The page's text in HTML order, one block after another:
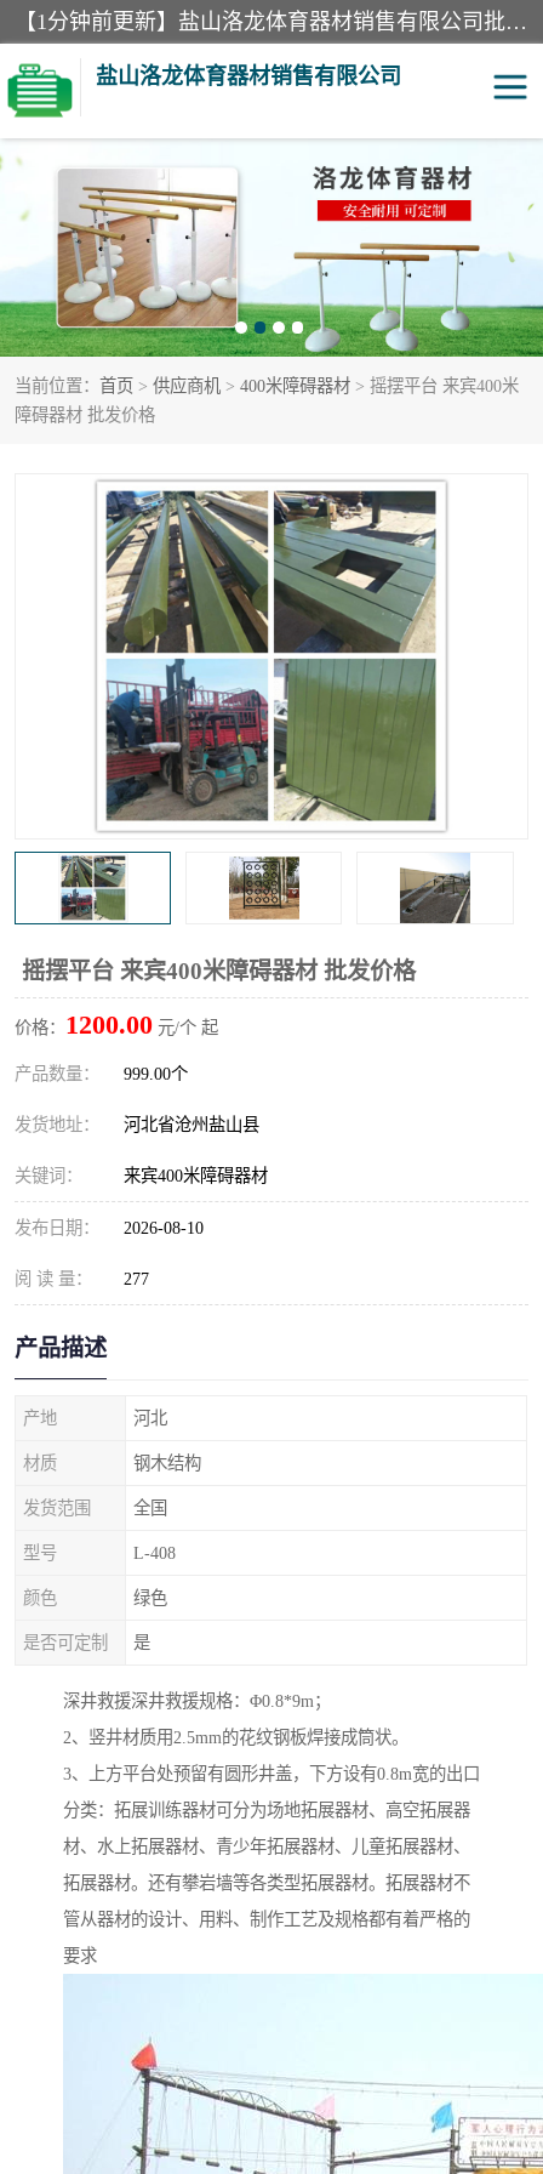
【1分钟前更新】盐山洛龙体育器材销售有限公司批量供应：300米障碍器材、400米障碍器材、部队训练器材、双杠、体操垫、舞蹈把杆等产品。盐山洛龙体育器材销售有限公司经过多年的发展，集研发，生产，销售，售后服务为一体. 奉行“质量，信誉，服务”的宗旨，以开拓创新的精神和真诚守信的态度积极进取。
盐山洛龙体育器材销售有限公司
当前位置： 首页 > 供应商机 > 400米障碍器材 > 摇摆平台 来宾400米
障碍器材 批发价格
摇摆平台 来宾400米障碍器材 批发价格
价格： 1200.00 元/个 起
产品数量： 999.00个
发货地址： 河北省沧州盐山县
关键词： 来宾400米障碍器材
发布日期： 2026-08-10
阅 读 量： 277
产品描述
产地 河北
材质 钢木结构
发货范围 全国
型号 L-408
颜色 绿色
是否可定制 是
深井救援深井救援规格：Φ0.8*9m；
2、竖井材质用2.5mm的花纹钢板焊接成筒状。
3、上方平台处预留有圆形井盖，下方设有0.8m宽的出口
分类：拓展训练器材可分为场地拓展器材、高空拓展器
材、水上拓展器材、青少年拓展器材、儿童拓展器材、
拓展器材。还有攀岩墙等各类型拓展器材。拓展器材不
管从器材的设计、用料、制作工艺及规格都有着严格的
要求
单双杠 舞蹈把杆
400米障碍器材 体操垫
300米障碍器材 攀爬架
塑胶跑道 400米障碍器材1